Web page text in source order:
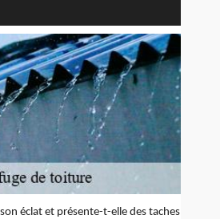
éclat et présente-t-elle des taches